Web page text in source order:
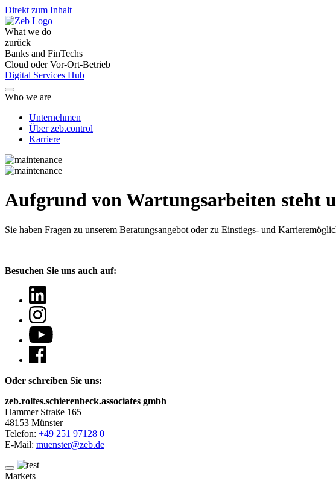
Direkt zum Inhalt
What we do
zurück
Banks and FinTechs
Cloud oder Vor-Ort-Betrieb
Digital Services Hub
Who we are
Unternehmen
Über zeb.control
Karriere
Aufgrund von Wartungsarbeiten steht
Sie haben Fragen zu unserem Beratungsangebot oder zu Einstiegs- und
Besuchen Sie uns auch auf:
Oder schreiben Sie uns:
zeb.rolfes.schierenbeck.associates gmbh
Hammer Straße 165
48153 Münster
Telefon: +49 251 97128 0
E-Mail: muenster@zeb.de
Markets